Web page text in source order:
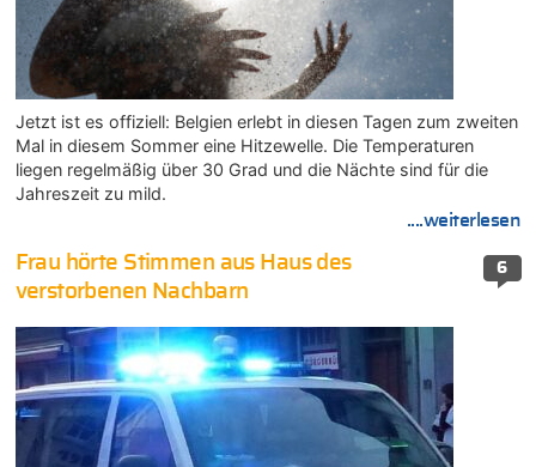
Jetzt ist es offiziell: Belgien erlebt in diesen Tagen zum zweiten
Mal in diesem Sommer eine Hitzewelle. Die Temperaturen
liegen regelmäßig über 30 Grad und die Nächte sind für die
Jahreszeit zu mild.
....weiterlesen
6
Frau hörte Stimmen aus Haus des
verstorbenen Nachbarn